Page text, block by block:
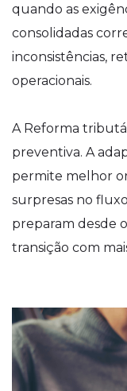
quando as
consolidadas
inconsistências,
operacionais.
A Reforma
preventiva. A
permite melhor
surpresas no
preparam desde
transição com